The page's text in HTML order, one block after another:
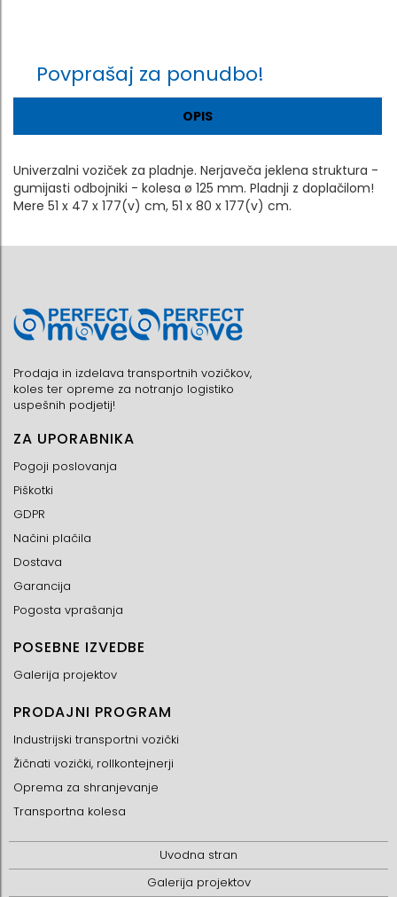
Povprašaj za ponudbo!
OPIS
Univerzalni voziček za pladnje. Nerjaveča jeklena struktura -
gumijasti odbojniki - kolesa ø 125 mm. Pladnji z doplačilom!
Mere 51 x 47 x 177(v) cm, 51 x 80 x 177(v) cm.
Prodaja in izdelava transportnih vozičkov,
koles ter opreme za notranjo logistiko
uspešnih podjetij!
ZA UPORABNIKA
Pogoji poslovanja
Piškotki
GDPR
Načini plačila
Dostava
Garancija
Pogosta vprašanja
POSEBNE IZVEDBE
Galerija projektov
PRODAJNI PROGRAM
Industrijski transportni vozički
Žičnati vozički, rollkontejnerji
Oprema za shranjevanje
Transportna kolesa
Uvodna stran
Galerija projektov